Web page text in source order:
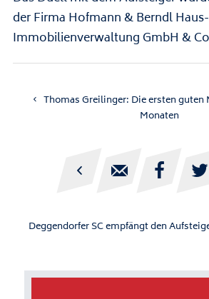
der Firma Hofmann & Berndl
Immobilienverwaltung GmbH &
Thomas Greilinger: Die ersten guten
Monaten
   
Deggendorfer SC empfängt den